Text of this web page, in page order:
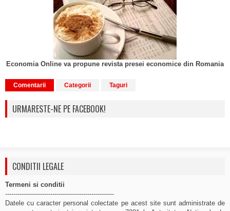
Economia Online va propune revista presei economice din Romania
Comentarii Categorii Taguri
URMARESTE-NE PE FACEBOOK!
CONDITII LEGALE
Termeni si conditii
-----------------------------------------------------
Datele cu caracter personal colectate pe acest site sunt administrate de